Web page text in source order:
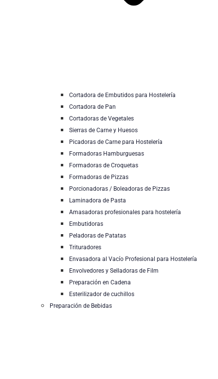
Cortadora de Embutidos para Hostelería
Cortadora de Pan
Cortadoras de Vegetales
Sierras de Carne y Huesos
Picadoras de Carne para Hostelería
Formadoras Hamburguesas
Formadoras de Croquetas
Formadoras de Pizzas
Porcionadoras / Boleadoras de Pizzas
Laminadora de Pasta
Amasadoras profesionales para hostelería
Embutidoras
Peladoras de Patatas
Trituradores
Envasadora al Vacío Profesional para Hostelería
Envolvedores y Selladoras de Film
Preparación en Cadena
Esterilizador de cuchillos
Preparación de Bebidas